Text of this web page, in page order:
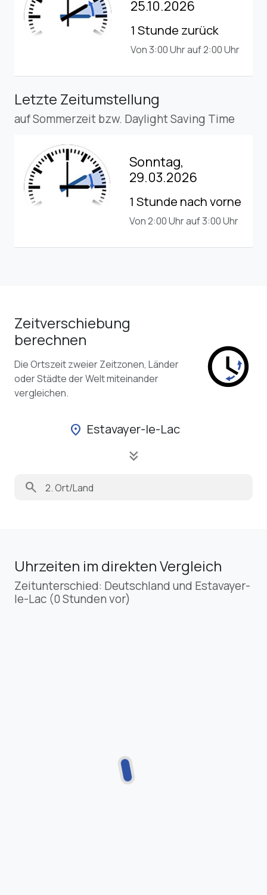
25.10.2026
1 Stunde zurück
Von 3:00 Uhr auf 2:00 Uhr
Letzte Zeitumstellung
auf Sommerzeit bzw. Daylight Saving Time
Sonntag,
29.03.2026
1 Stunde nach vorne
Von 2:00 Uhr auf 3:00 Uhr
Zeitverschiebung
berechnen
Die Ortszeit zweier Zeitzonen, Länder
oder Städte der Welt miteinander
vergleichen.
location_on Estavayer-le-Lac
keyboard_double_arrow_down
search
Uhrzeiten im direkten Vergleich
Zeitunterschied: Deutschland und Estavayer-
le-Lac (0 Stunden vor)